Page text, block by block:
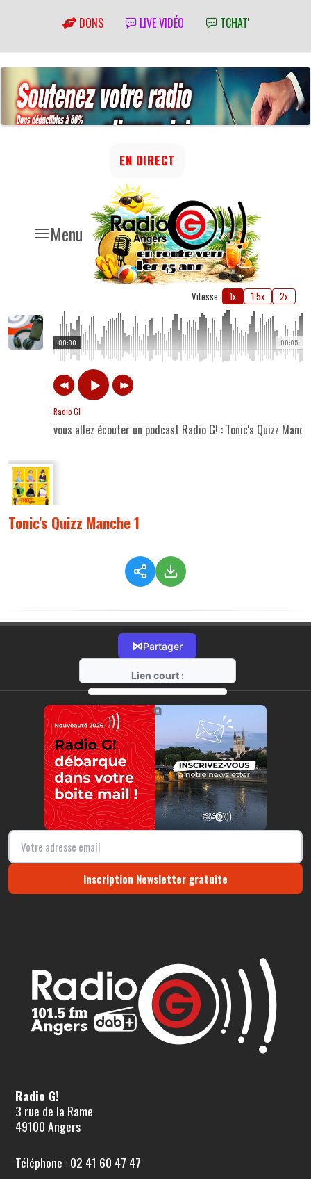
DONS LIVE VIDÉO TCHAT'
Menu
EN DIRECT
Vitesse : 1x 1.5x 2x
00:05
00:00
Radio G!
vous allez écouter un podcast Radio G! : Tonic's Quizz
Tonic's Quizz Manche 1
⋈Partager
Lien court :
https://radio-g.fr?2042
⧉
Inscription Newsletter gratuite
Radio G!
3 rue de la Rame
49100 Angers
Téléphone : 02 41 60 47 47